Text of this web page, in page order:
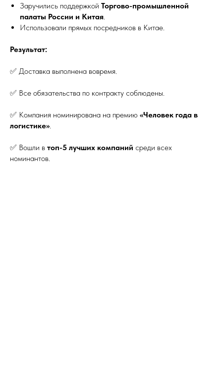
Заручились поддержкой Торгово-промышленной
палаты России и Китая.
Использовали прямых посредников в Китае.
Результат:
✅ Доставка выполнена вовремя.
✅ Все обязательства по контракту соблюдены.
✅ Компания номинирована на премию «Человек года в
логистике».
✅ Вошли в топ-5 лучших компаний среди всех
номинантов.